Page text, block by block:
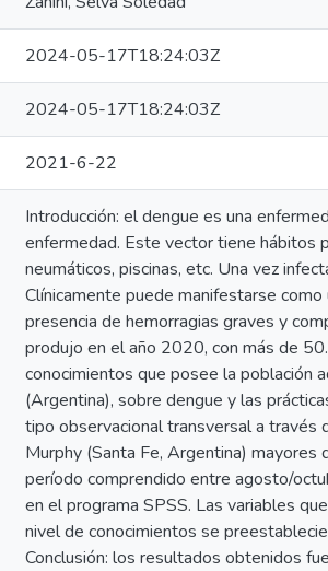
2024-05-17T18:24:03Z
2024-05-17T18:24:03Z
2021-6-22
Introducción: el dengue es una
enfermedad. Este vector tiene hábitos
neumáticos, piscinas, etc. Una vez
Clínicamente puede manifestarse
presencia de hemorragias graves y
produjo en el año 2020, con más de
conocimientos que posee la población
(Argentina), sobre dengue y las
tipo observacional transversal a
Murphy (Santa Fe, Argentina)
período comprendido entre agosto/
en el programa SPSS. Las variables
nivel de conocimientos se
Conclusión: los resultados obtenidos